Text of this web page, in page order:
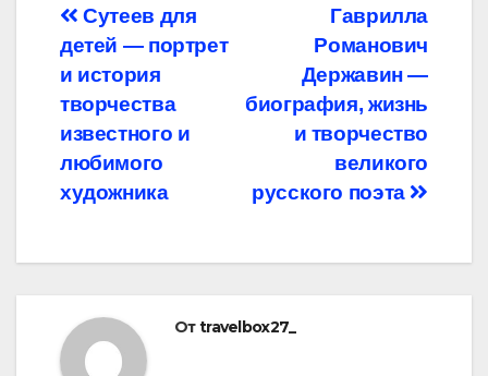
Навигация
по
записям
Гаврилла
Романович
Державин —
биография, жизнь
и творчество
великого
русского поэта
Сутеев для
детей — портрет
и история
творчества
известного и
любимого
художника
Отtravelbox27_